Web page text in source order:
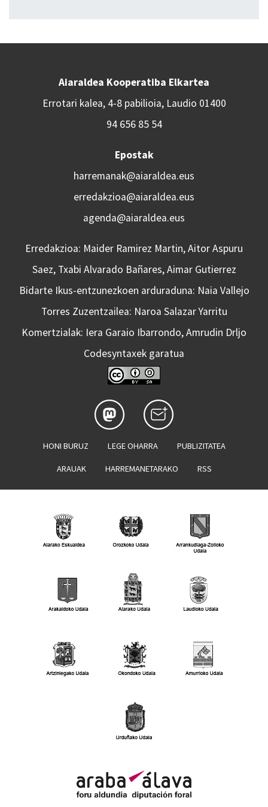
Aiaraldea Kooperatiba Elkartea
Errotari kalea, 4-8 pabilioia, Laudio 01400
94 656 85 54
Epostak
harremanak@aiaraldea.eus
erredakzioa@aiaraldea.eus
agenda@aiaraldea.eus
Erredakzioa: Maider Ramirez Martin, Aitor Aspuru
Saez, Txabi Alvarado Bañares, Aimar Gutierrez
Bidarte Ikus-entzunezkoen arduraduna: Naia Vallejo
Torres Zuzentzailea: Naroa Salazar Yarritu
Komertzialak: Iera Garaio Ibarrondo, Amrudin Drljo
Codesyntaxek garatua
HONI BURUZ LEGE OHARRA PUBLIZITATEA
ARAUAK HARREMANETARAKO RSS